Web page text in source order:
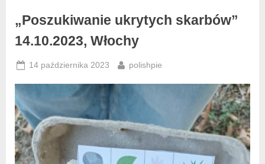
spotkania
,
Włochy
„Poszukiwanie ukrytych skarbów”
14.10.2023, Włochy
14 października 2023 polishpie